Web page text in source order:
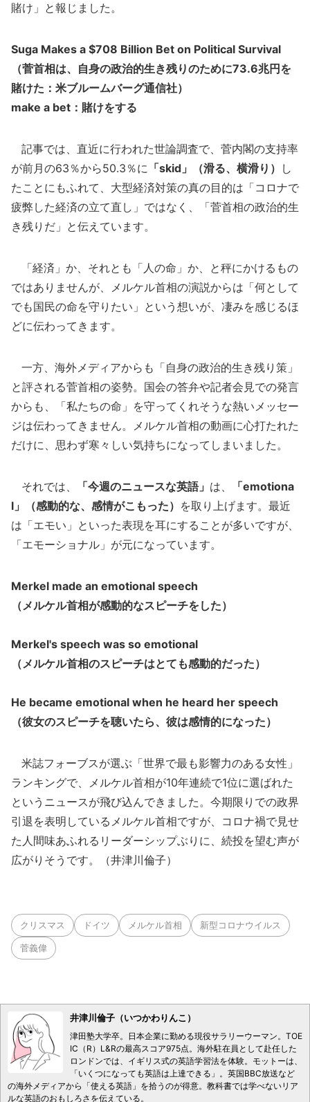
賭け」と報じました。
Suga Makes a $708 Billion Bet on Political Survival
（菅首相は、自身の政治的生き残りのために73.6兆円を
賭けた：米ブルームバーグ通信社）
make a bet：賭けをする
記事では、直近に行われた世論調査で、菅内閣の支持率
が前月の63％から50.3％に 「skid」（滑る、横滑り） し
たことにもふれて、大型経済対策の真の目的は「コロナで
疲弊した経済の立て直し」ではなく、「菅首相の政治的生
き残りだ」と伝えています。
「経済」か、それとも「人の命」か、と秤にかけるもの
ではありませんが、メルケル首相の演説からは「何として
でも国民の命を守りたい」という想いが、凄みを感じるほ
どに伝わってきます。
一方、海外メディアからも「自身の政治的生き残り策」
と評される菅首相の姿勢。国会の答弁や記者会見での発言
からも、「私たちの命」を守ってくれそうな熱いメッセー
ジは伝わってきません。メルケル首相の動画に心打たれた
だけに、思わず寒々しい気持ちになってしまいました。
それでは、 「今週のニュースな英語」 は、
「emotiona
l」（感動的な、感情がこもった） を取り上げます。最近
は「エモい」といった表現を耳にすることが多いですが、
「エモーショナル」が元になっています。
Merkel made an emotional speech
（メルケル首相が感動的なスピーチをした）
Merkel's speech was so emotional
（メルケル首相のスピーチはとても感動的だった）
He became emotional when he heard her speech
（彼女のスピーチを聴いたら、彼は感情的になった）
米誌フォーブスが選ぶ「世界で最も影響力のある女性」
ランキングで、メルケル首相が10年連続で1位に選ばれた
というニュースが飛び込んできました。今期限りでの政界
引退を表明しているメルケル首相ですが、コロナ禍で見せ
た人間味あふれるリーダーシップぶりに、続投を望む声が
広がりそうです。（井津川倫子）
クリスマス ドイツ メルケル首相 新型コロナウイルス
菅義偉
井津川倫子（いつかわりんこ）
津田塾大学卒。日本企業に勤める現役サラリーウーマン。TOE
IC（R）L&Rの最高スコア975点。海外駐在員として赴任した
ロンドンでは、イギリス式の英語学習法を体験。モットーは、
「いくつになっても英語は上達できる」。英国BBC放送など
の海外メディアから「使える英語」を拾うのが得意。教科書では学べないリア
ルな英語のおもしろさを伝えている。